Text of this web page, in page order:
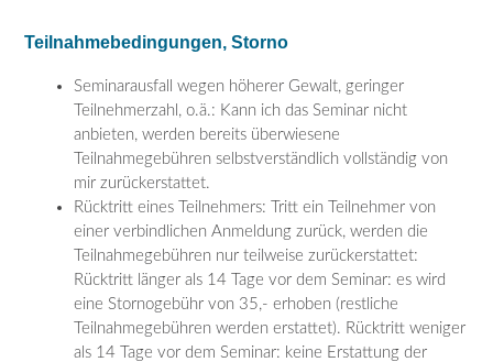
Teilnahmebedingungen, Storno
Seminarausfall wegen höherer Gewalt, geringer
Teilnehmerzahl, o.ä.: Kann ich das Seminar nicht
anbieten, werden bereits überwiesene
Teilnahmegebühren selbstverständlich vollständig von
mir zurückerstattet.
Rücktritt eines Teilnehmers: Tritt ein Teilnehmer von
einer verbindlichen Anmeldung zurück, werden die
Teilnahmegebühren nur teilweise zurückerstattet:
Rücktritt länger als 14 Tage vor dem Seminar: es wird
eine Stornogebühr von 35,- erhoben (restliche
Teilnahmegebühren werden erstattet). Rücktritt weniger
als 14 Tage vor dem Seminar: keine Erstattung der